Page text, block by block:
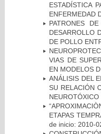
ESTADÍSTICA
ENFERMEDAD
PATRONES
DESARROLLO
DE POLLO
VIAS DE
EN MODELOS
ANÁLISIS DEL
SU RELACIÓN
NEUROTÓXICO
ETAPAS
de inicio: 2010-